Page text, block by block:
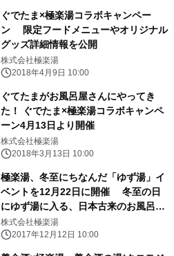
ぐでたま×極楽湯コラボキャンペー
ン 限定フードメニューやオリジナル
グッズ詳細情報を公開
株式会社極楽湯
2018年4月9日 10:00
ぐてたまがお風呂屋さんにやってき
た！ ぐでたま×極楽湯コラボキャンペ
ーン4月13日より開催
株式会社極楽湯
2018年3月13日 10:00
極楽湯、冬至にちなんだ「ゆず湯」イ
ベントを12月22日に開催 冬至の日
にゆず湯に入る、日本古来のお風呂文
化を体感
株式会社極楽湯
2017年12月12日 10:00